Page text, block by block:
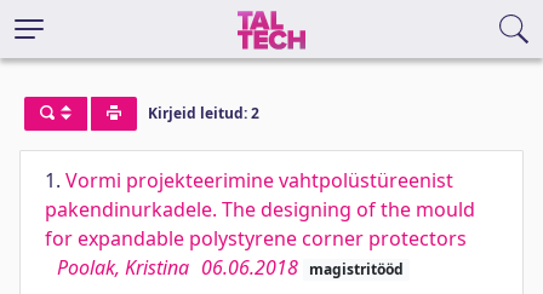
Kirjeid leitud: 2
1. Vormi projekteerimine vahtpolüstüreenist
pakendinurkadele. The designing of the mould
for expandable polystyrene corner protectors
Poolak, Kristina 06.06.2018 magistritööd